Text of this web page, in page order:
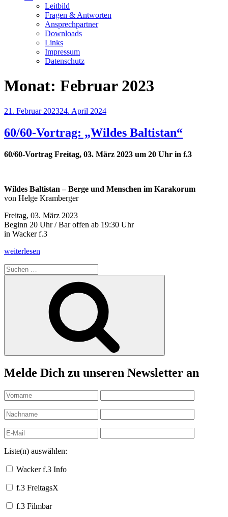
Leitbild
Fragen & Antworten
Ansprechpartner
Downloads
Links
Impressum
Datenschutz
Monat: Februar 2023
Veröffentlicht
21. Februar 202324. April 2024
60/60-Vortrag: „Wildes Baltistan“
60/60-Vortrag Freitag, 03. März 2023 um 20 Uhr in f.3
Wildes Baltistan – Berge und Menschen im Karakorum
von Helge Kramberger
Freitag, 03. März 2023
Beginn 20 Uhr / Bar offen ab 19:30 Uhr
in Wacker f.3
„60/60-
„Wildes
Baltistan““
weiterlesen
Suchen
nach:
Melde Dich zu unseren Newsletter an
Liste(n) auswählen:
Wacker f.3 Info
f.3 FreitagsX
f.3 Filmbar